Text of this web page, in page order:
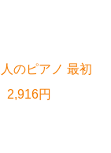
のピアノ 最初
2,916円